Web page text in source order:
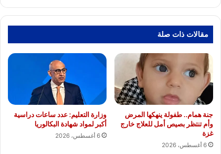
مجموعة
السبع
مقالات ذات صلة
جنة همام.. طفولة ينهكها المرض
وأم تنتظر بصيص أمل للعلاج خارج
غزة
6 أغسطس، 2026
وزارة التعليم: عدد ساعات دراسية
أكبر لمواد شهادة البكالوريا
6 أغسطس، 2026